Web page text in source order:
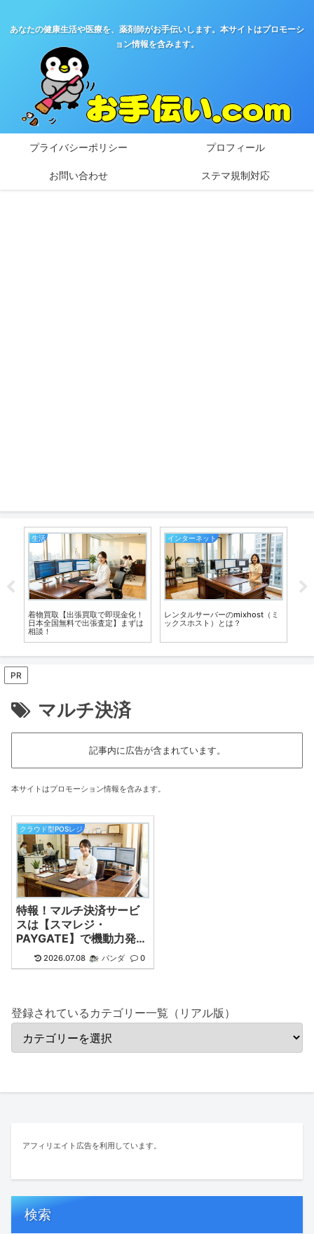
あなたの健康生活や医療を、薬剤師がお手伝いします。本サイトはプロモーシ
ョン情報を含みます。
プライバシーポリシー プロフィール
お問い合わせ ステマ規制対応
生活
着物買取【出張買取で即現金化！
日本全国無料で出張査定】まずは
相談！
インターネット
レンタルサーバーのmixhost（ミ
ックスホスト）とは？
PR
マルチ決済
記事内に広告が含まれています。
本サイトはプロモーション情報を含みます。
クラウド型POSレジ
特報！マルチ決済サービ
スは【スマレジ・
PAYGATE】で機動力発
揮！ 2026.07.08 パンダ 0
登録されているカテゴリー一覧（リアル版）
アフィリエイト広告を利用しています。
検索